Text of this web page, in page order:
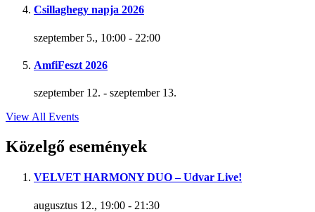
Csillaghegy napja 2026
szeptember 5., 10:00 - 22:00
AmfiFeszt 2026
szeptember 12. - szeptember 13.
View All Events
Közelgő események
VELVET HARMONY DUO – Udvar Live!
augusztus 12., 19:00 - 21:30